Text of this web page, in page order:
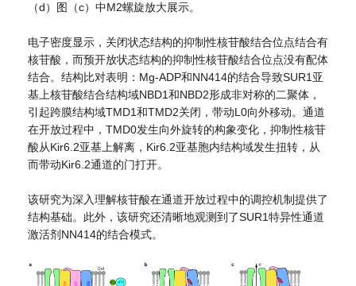
（d）图（c）中M2螺旋放大展示。
电子密度显示，关闭状态结构的抑制性核苷酸结合位点结合有
核苷酸，而预开放状态结构的抑制性核苷酸结合位点没有配体
结合。结构比对表明：Mg-ADP和NN414的结合导致SUR1亚
基上核苷酸结合结构域NBD1和NBD2形成非对称的二聚体，
引起跨膜结构域TMD1和TMD2关闭，带动L0向外移动。通道
在开放过程中，TMD0发生向外旋转的构象变化，抑制性核苷
酸从Kir6.2亚基上解离，Kir6.2亚基胞内结构域发生扭转，从
而带动Kir6.2通道的门打开。
该研究为深入理解核苷酸在通道开放过程中的调控机制提供了
结构基础。此外，该研究还清晰地观测到了SUR1特异性通道
激活剂NN414的结合模式。